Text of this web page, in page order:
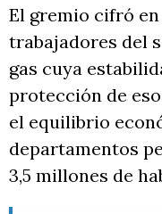
El gremio cifró
trabajadores del
gas cuya
protección de
el equilibrio
departamentos
3,5 millones de